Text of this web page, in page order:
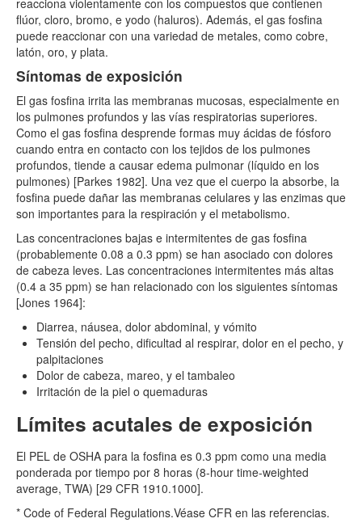
flúor, cloro, bromo, e yodo (haluros). Además, el gas fosfina
puede reaccionar con una variedad de metales, como cobre,
latón, oro, y plata.
Síntomas de exposición
El gas fosfina irrita las membranas mucosas, especialmente en
los pulmones profundos y las vías respiratorias superiores.
Como el gas fosfina desprende formas muy ácidas de fósforo
cuando entra en contacto con los tejidos de los pulmones
profundos, tiende a causar edema pulmonar (líquido en los
pulmones) [Parkes 1982]. Una vez que el cuerpo la absorbe, la
fosfina puede dañar las membranas celulares y las enzimas que
son importantes para la respiración y el metabolismo.
Las concentraciones bajas e intermitentes de gas fosfina
(probablemente 0.08 a 0.3 ppm) se han asociado con dolores
de cabeza leves. Las concentraciones intermitentes más altas
(0.4 a 35 ppm) se han relacionado con los siguientes síntomas
[Jones 1964]:
Diarrea, náusea, dolor abdominal, y vómito
Tensión del pecho, dificultad al respirar, dolor en el pecho, y
palpitaciones
Dolor de cabeza, mareo, y el tambaleo
Irritación de la piel o quemaduras
Límites acutales de exposición
El PEL de OSHA para la fosfina es 0.3 ppm como una media
ponderada por tiempo por 8 horas (8-hour time-weighted
average, TWA) [29 CFR 1910.1000].
* Code of Federal Regulations.Véase CFR en las referencias.